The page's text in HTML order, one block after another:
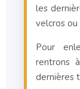
les
velcros ou
Pour
rentrons
dernières